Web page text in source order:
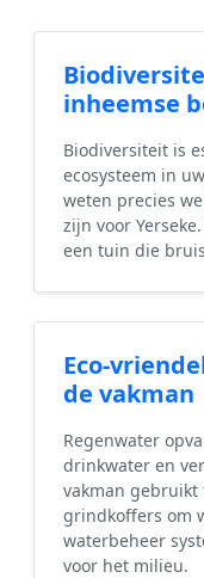
inheemse
Biodiversiteit is
ecosysteem in
weten precies
zijn voor
een tuin die
Eco-
de vakman
Regenwater
drinkwater en
vakman gebruikt
grindkoffers om
waterbeheer
voor het milieu.